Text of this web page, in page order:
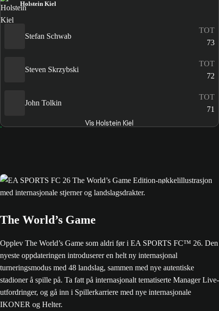
Holstein Kiel
Stefan Schwab
TOT
73
Steven Skrzybski
TOT
72
John Tolkin
TOT
71
Vis Holstein Kiel
The World’s Game
Opplev The World’s Game som aldri før i EA SPORTS FC™ 26. Den
nyeste oppdateringen introduserer en helt ny internasjonal
turneringsmodus med 48 landslag, sammen med nye autentiske
stadioner å spille på. Ta fatt på internasjonalt tematiserte Manager Live-
utfordringer, og gå inn i Spillerkarriere med nye internasjonale
IKONER og Helter.